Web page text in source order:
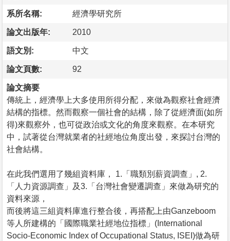
系所名稱: 經濟學研究所
論文出版年: 2010
語文別: 中文
論文頁數: 92
論文摘要
傳統上，經濟學上大多使用所得分配，來做為觀察社會經濟
結構的指標。然而觀察一個社會的結構，除了從經濟面(如所
得)來觀察外，也可從政治或文化的角度來觀察。在本研究
中，試著從台灣就業者的社經地位角度出發，來探討台灣的
社會結構。
在此我們選用了幾組資料庫， 1.「職類別薪資調查」, 2.
「人力資源調查」及3.「台灣社會變遷調查」來做為研究的
資料來源，
而後將這三組資料庫進行整合後，再搭配上由Ganzeboom
等人所建構的「國際職業社經地位指標」(International
Socio-Economic Index of Occupational Status, ISEI)做為研